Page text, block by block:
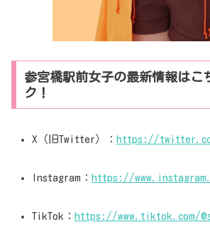
参宮橋駅前女子の最新情報はこ
ク！
X（旧Twitter）： https://
Instagram： https://
TikTok： https://www.tiktok.com/